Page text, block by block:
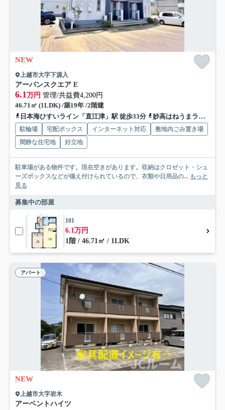
NEW
上越市大字下源入
アーバンスクエア E
6.1 万円 管理/共益費4,200円
46.71㎡ (1LDK) /築19年 /2階建
日本海ひすいライン「直江津」駅 徒歩33分
妙高はねうまライン「直江津」駅 徒歩33分
駐輪場 宅配ボックス インターネット対応
敷地内ごみ置き場
閑静な住宅地
好立地
駐車場がある物件です。現在空きがあります。収納はクロゼット・シュ
ーズボックスなどが備え付けられているので、衣類や日用品の... もっと
見る
募集中の部屋
101
6.1万円
1階 / 46.71㎡ / 1LDK
アパート
NEW
上越市大字岩木
アーベントハイツ